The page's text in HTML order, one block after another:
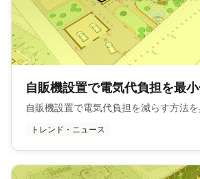
自販機設置で電気代負担を最
自販機設置で電気代負担を減らす方法を
トレンド・ニュース